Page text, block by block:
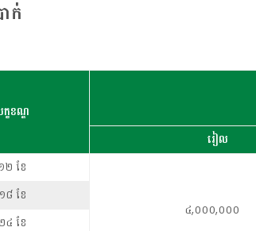
ាក់
ខខណ្ឌ
រៀល
១២ ខែ
៤,០០០,០០០
១៨ ខែ
៤ ខែ